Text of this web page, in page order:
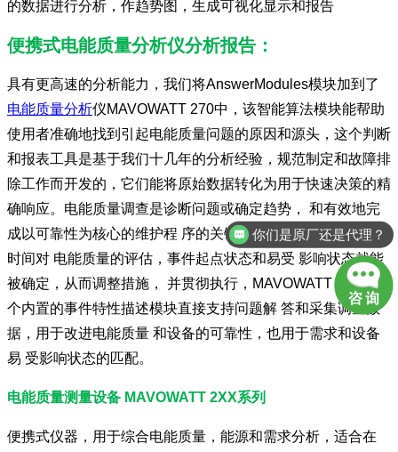
的数据进行分析，作趋势图，生成可视化显示和报告
便携式电能质量分析仪分析报告：
具有更高速的分析能力，我们将AnswerModules模块加到了
电能质量分析仪MAVOWATT 270中，该智能算法模块能帮助
使用者准确地找到引起电能质量问题的原因和源头，这个判断
和报表工具是基于我们十几年的分析经验，规范制定和故障排
除工作而开发的，它们能将原始数据转化为用于快速决策的精
确响应。电能质量调查是诊断问题或确定趋势， 和有效地完
成以可靠性为核心的维护程 序的关键，通过超过一周或更长
时间对 电能质量的评估，事件起点状态和易受 影响状态就能
被确定，从而调整措施， 并贯彻执行，MAVOWATT 270有一
个内置的事件特性描述模块直接支持问题解 答和采集调查数
据，用于改进电能质量 和设备的可靠性，也用于需求和设备
易 受影响状态的匹配。
电能质量测量设备 MAVOWATT 2XX系列
便携式仪器，用于综合电能质量，能源和需求分析，适合在
你们是原厂还是代理？